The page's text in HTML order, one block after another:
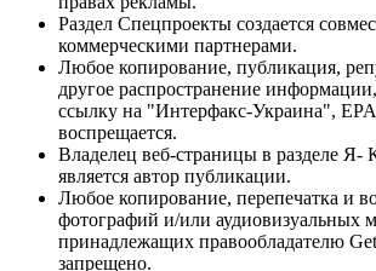
Раздел Спецпроекты создается
коммерческими партнерами.
Любое копирование, публикация,
другое распространение
ссылку на "Интерфакс-Украина",
воспрещается.
Владелец веб-страницы в разделе Я-
является автор публикации.
Любое копирование, перепечатка и
фотографий и/или аудиовизуальных
принадлежащих правообладателю
запрещено.